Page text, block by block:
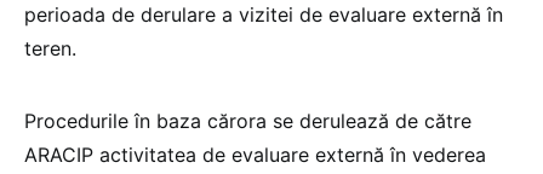
perioada de derulare a vizitei de evaluare externă în
teren.
Procedurile în baza cărora se derulează de către
ARACIP activitatea de evaluare externă în vederea